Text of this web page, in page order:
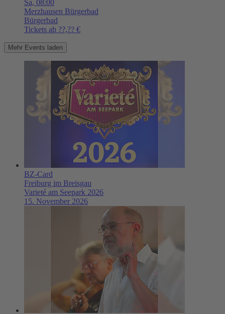
Sa, 08:00
Merzhausen Bürgerbad
Bürgerbad
Tickets ab ??,?? €
Mehr Events laden
BZ-Card
Freiburg im Breisgau
Varieté am Seepark 2026
15. November 2026